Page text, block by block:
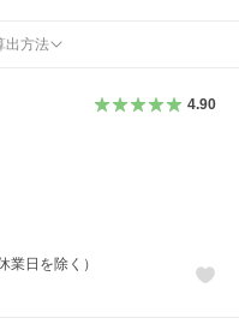
出方法
4.90
業日を除く）